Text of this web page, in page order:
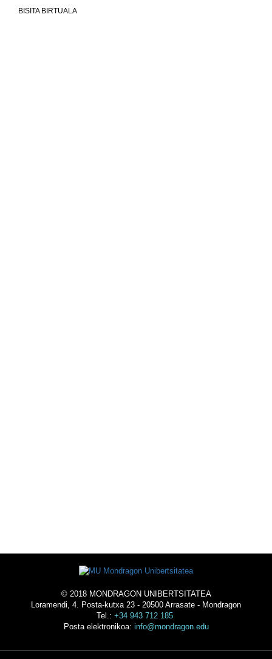
BISITA BIRTUALA
© 2018 MONDRAGON UNIBERTSITATEA
Loramendi, 4. Posta-kutxa 23 - 20500 Arrasate - Mondragon
Tel.: +34 943 712 185
Posta elektronikoa: info@mondragon.edu